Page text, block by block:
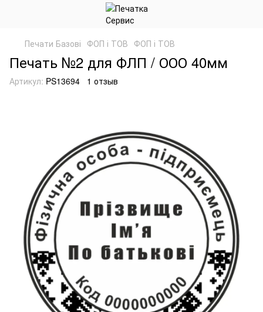
Печати Базові ФОП і ТОВ ФОП і ТОВ
Печать №2 для ФЛП / ООО 40мм
Артикул: PS13694 1 отзыв